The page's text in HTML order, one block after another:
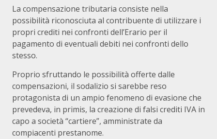
La compensazione tributaria consiste nella
possibilità riconosciuta al contribuente di utilizzare i
propri crediti nei confronti dell’Erario per il
pagamento di eventuali debiti nei confronti dello
stesso.
Proprio sfruttando le possibilità offerte dalle
compensazioni, il sodalizio si sarebbe reso
protagonista di un ampio fenomeno di evasione che
prevedeva, in primis, la creazione di falsi crediti IVA in
capo a società “cartiere”, amministrate da
compiacenti prestanome.